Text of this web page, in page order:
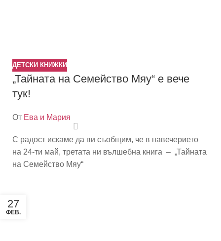
ДЕТСКИ КНИЖКИ
„Тайната на Семейство Мяу“ e вече
тук!
От Ева и Мария
С радост искаме да ви съобщим, че в навечерието
на 24-ти май, третата ни вълшебна книга – „Тайната
на Семейство Мяу“
27
ФЕВ.